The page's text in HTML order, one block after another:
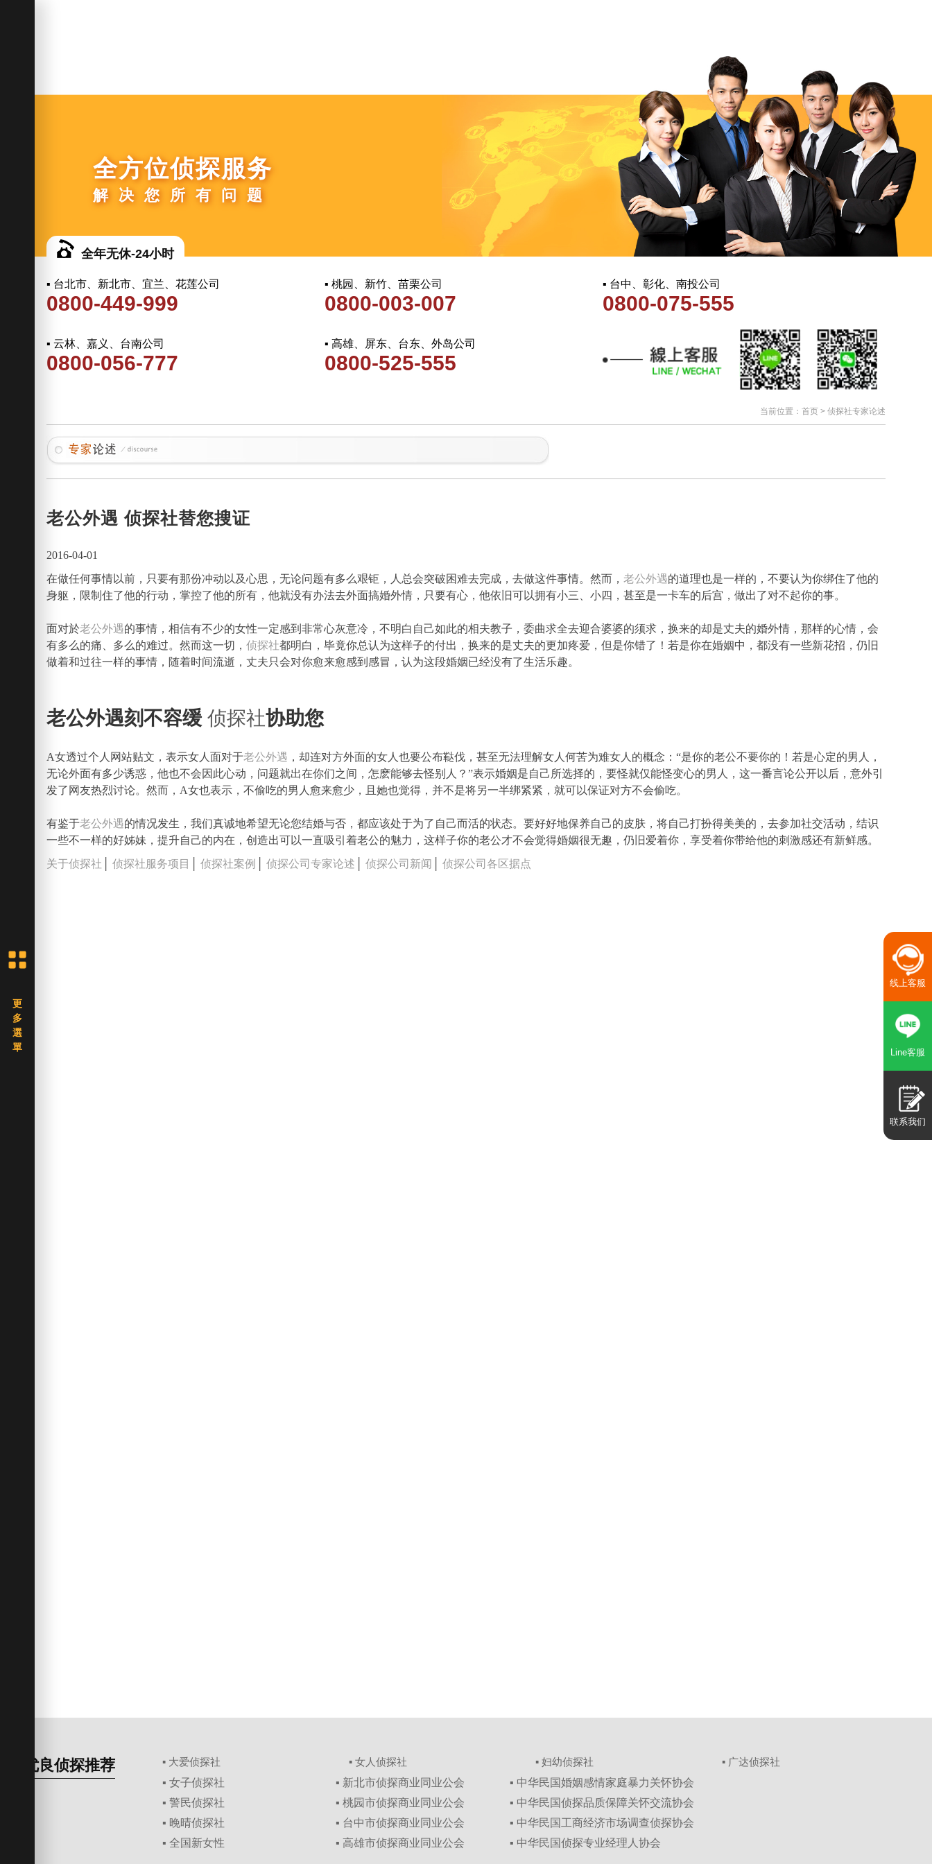
当前位置： 首页> 侦探社专家论述
全方位侦探服务
解决您所有问题
全年无休-24小时
▪ 台北市、新北市、宜兰、花莲公司
0800-449-999
▪ 桃园、新竹、苗栗公司
0800-003-007
▪ 台中、彰化、南投公司
0800-075-555
▪ 云林、嘉义、台南公司
0800-056-777
▪ 高雄、屏东、台东、外岛公司
0800-525-555
老公外遇 侦探社替您搜证
2016-04-01
在做任何事情以前，只要有那份冲动以及心思，无论问题有多么艰钜，人总会突破困难去完成，去做这件事情。然而，老公外遇的道理也是一样的，不要认为你绑住了他的
身躯，限制住了他的行动，掌控了他的所有，他就没有办法去外面搞婚外情，只要有心，他依旧可以拥有小三、小四，甚至是一卡车的后宫，做出了对不起你的事。
面对於老公外遇的事情，相信有不少的女性一定感到非常心灰意冷，不明白自己如此的相夫教子，委曲求全去迎合婆婆的须求，换来的却是丈夫的婚外情，那样的心情，会
有多么的痛、多么的难过。然而这一切，侦探社都明白，毕竟你总认为这样子的付出，换来的是丈夫的更加疼爱，但是你错了！若是你在婚姻中，都没有一些新花招，仍旧
做着和过往一样的事情，随着时间流逝，丈夫只会对你愈来愈感到感冒，认为这段婚姻已经没有了生活乐趣。
老公外遇刻不容缓侦探社协助您
A女透过个人网站贴文，表示女人面对于老公外遇 ，却连对方外面的女人也要公布鞑伐，甚至无法理解女人何苦为难女人的概念：“是你的老公不要你的！若是心定的男人，
无论外面有多少诱惑，他也不会因此心动，问题就出在你们之间，怎麽能够去怪别人？”表示婚姻是自己所选择的，要怪就仅能怪变心的男人，这一番言论公开以后，意外引
发了网友热烈讨论。然而，A女也表示，不偷吃的男人愈来愈少，且她也觉得，并不是将另一半绑紧紧，就可以保证对方不会偷吃。
有鉴于老公外遇的情况发生，我们真诚地希望无论您结婚与否，都应该处于为了自己而活的状态。要好好地保养自己的皮肤，将自己打扮得美美的，去参加社交活动，结识
一些不一样的好姊妹，提升自己的内在，创造出可以一直吸引着老公的魅力，这样子你的老公才不会觉得婚姻很无趣，仍旧爱着你，享受着你带给他的刺激感还有新鲜感。
关于侦探社 │侦探社服务项目 │侦探社案例 │侦探公司专家论述 │侦探公司新闻 │侦探公司各区据点
优良侦探推荐 ▪ 大爱侦探社 ▪ 女人侦探社 ▪ 妇幼侦探社 ▪ 广达侦探社
▪ 女子侦探社
▪ 警民侦探社
▪ 晚晴侦探社
▪ 全国新女性
▪ 新北市侦探商业同业公会
▪ 桃园市侦探商业同业公会
▪ 台中市侦探商业同业公会
▪ 高雄市侦探商业同业公会
▪ 中华民国婚姻感情家庭暴力关怀协会
▪ 中华民国侦探品质保障关怀交流协会
▪ 中华民国工商经济市场调查侦探协会
▪ 中华民国侦探专业经理人协会
线上客服
Line客服
联系我们